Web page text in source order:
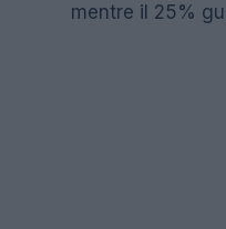
mentre il 25%